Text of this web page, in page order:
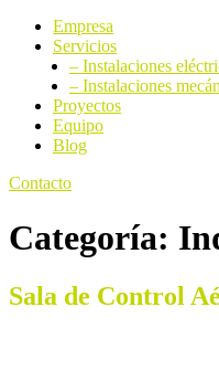
Empresa
Servicios
– Instalaciones
– Instalaciones
Proyectos
Equipo
Blog
Contacto
Categoría:
Sala de Control